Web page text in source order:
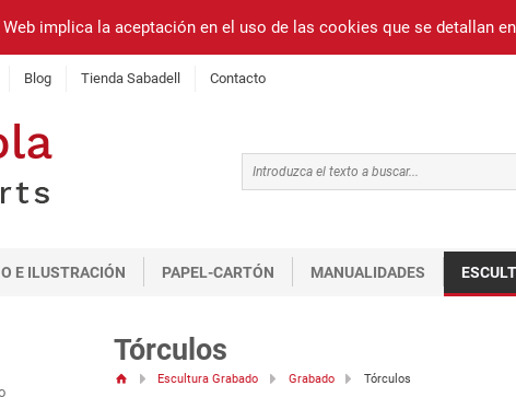
implica la aceptación en el uso de las cookies que se detallan
Blog Tienda Sabadell Contacto
E ILUSTRACIÓN PAPEL-CARTÓN MANUALIDADES
Tórculos
Escultura Grabado Grabado Tórculos